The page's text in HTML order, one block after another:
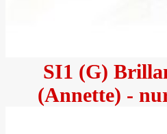
SI1 (G)
(Annette) -